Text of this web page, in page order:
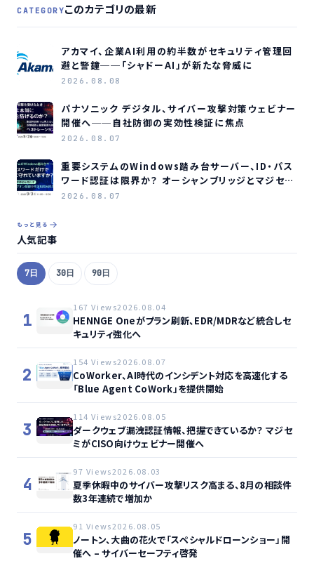
CATEGORYこのカテゴリの最新
アカマイ、企業AI利用の約半数がセキュリティ管理回
避と警鐘──「シャドーAI」が新たな脅威に
2026.08.08
パナソニック デジタル、サイバー攻撃対策ウェビナー
開催へ──自社防御の実効性検証に焦点
2026.08.07
重要システムのWindows踏み台サーバー、ID・パス
ワード認証は限界か？ オーシャンブリッジとマジセミ
がウェビナー開催へ
2026.08.07
もっと見る
人気記事
7日 30日 90日
1
167 Views2026.08.04
HENNGE Oneがプラン刷新、EDR/MDRなど統合しセ
キュリティ強化へ
2
154 Views2026.08.07
CoWorker、AI時代のインシデント対応を高速化する
「Blue Agent CoWork」を提供開始
3
114 Views2026.08.05
ダークウェブ漏洩認証情報、把握できているか？ マジセ
ミがCISO向けウェビナー開催へ
4
97 Views2026.08.03
夏季休暇中のサイバー攻撃リスク高まる、8月の相談件
数3年連続で増加か
5
91 Views2026.08.05
ノートン、大曲の花火で「スペシャルドローンショー」開
催へ – サイバーセーフティ啓発